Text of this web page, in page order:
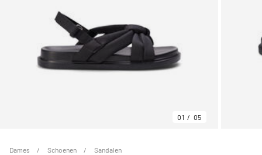
01 05
Dames Schoenen Sandalen